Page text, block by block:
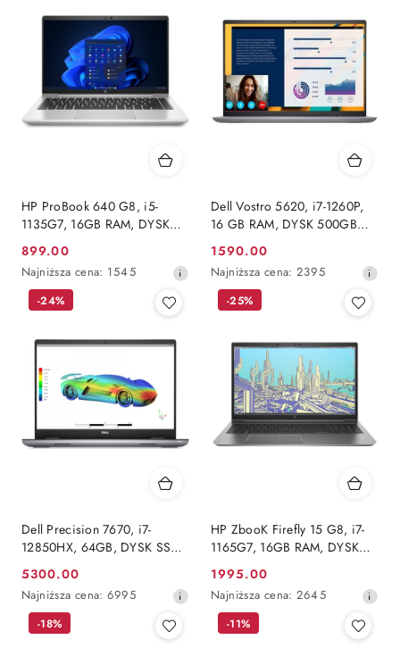
HP ProBook 640 G8, i5-
1135G7, 16GB RAM, DYSK
240GB SSD, INTEL, FHD,
Windows 11 Pro
Cena
promocyjna:
899.00
Najniższa
cena
dni
przed
obniżką
Najniższa cena: 1545
Dell Vostro 5620, i7-1260P,
16 GB RAM, DYSK 500GB
SSD, INTEL, WUXGA,
WINDOWS 11 PRO
Cena
promocyjna:
1590.00
Najniższa
cena
przed
obniżką
Najniższa cena: 2395
Dell Precision 7670, i7-
12850HX, 64GB, DYSK SSD 1
WUXGA, Windows 11 Pro
Cena
promocyjna:
5300.00
Najniższa
cena
Najniższa cena: 6995
-24%
HP ZbooK Firefly 15 G8, i7-
1165G7, 16GB RAM, DYSK
FHD, Windows 11 Pro
Cena
promocyjna:
1995.00
Najniższa
cena
Najniższa cena: 2645
-25%
-18% -11%